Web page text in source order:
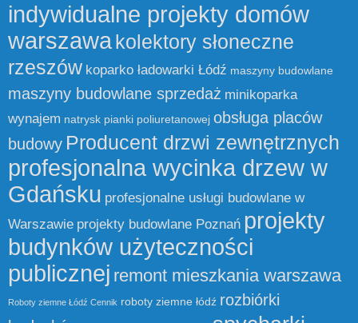
indywidualne projekty domów
warszawakolektory słoneczne
rzeszów koparko ładowarki Łódź maszyny budowlane
maszyny budowlane sprzedaż minikoparka
wynajem natrysk pianki poliuretanowej obsługa placów
budowy Producent drzwi zewnętrznych
profesjonalna wycinka drzew w
Gdańsku profesjonalne usługi budowlane w
Warszawie projekty budowlane Poznań projekty
budynków użyteczności
publicznej remont mieszkania warszawa
Roboty ziemne Łódź Cennik roboty ziemne łódź rozbiórki